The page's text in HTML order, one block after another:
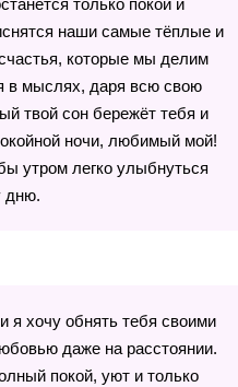
только покой и
наши самые тёплые и
которые мы делим
в мыслях, даря всю свою
твой сон бережёт тебя и
ночи, любимый мой!
утром легко улыбнуться
дню.
я хочу обнять тебя своими
даже на расстоянии.
покой, уют и только